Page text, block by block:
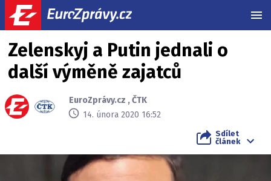
Zelenskyj a Putin jednali o
další výměně zajatců
EuroZprávy.cz ,ČTK
14. února 2020 16:52
Sdílet
článek